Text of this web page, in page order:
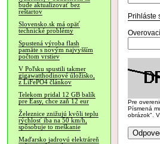
bude aktualizovať bez
reštartov
Slovensko.sk má opäť
technické problémy
Spustená výroba flash
pamäte s novým najvyšším
počtom vrstiev
V Poľsku spustili takmer
gigawatthodinové úložisko,
z LiFePO4 článkov
Telekom pridal 12 GB balík
pre Easy, chce zaň 12 eur
Železnice znižujú kvôli teplu
rýchlosť iba na 50 km/h,
spôsobuje to meškanie
Maďarsko jadrovú elektráreň
Prihláste
Pre
Písmená
obrázok".